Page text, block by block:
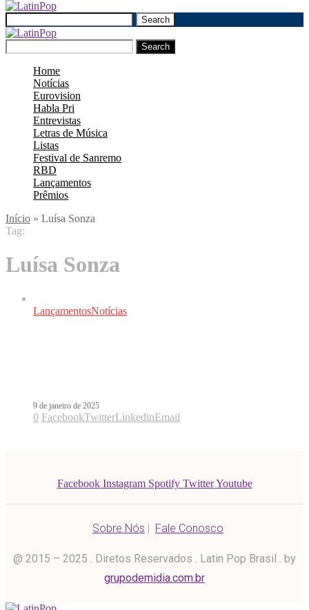
Search
Search
Home
Notícias
Eurovision
Habla Pri
Entrevistas
Letras de Música
Listas
Festival de Sanremo
RBD
Lançamentos
Prêmios
Início » Luísa Sonza
Tag:
Luísa Sonza
LançamentosNotícias
9 de janeiro de 2025
0 FacebookTwitterLinkedinEmail
Facebook Instagram Spotify Twitter Youtube
Sobre Nós | Fale Conosco
@ 2015 – 2025 . Diretos Reservados . Latin Pop Brasil . by
grupodemidia.com.br